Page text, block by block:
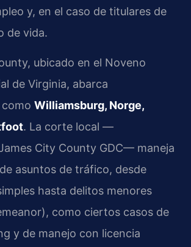
y, en el caso de titulares de
de vida.
ubicado en el Noveno
de Virginia, abarca
Williamsburg, Norge,
. La corte local —
City County GDC— maneja
asuntos de tráfico, desde
hasta delitos menores
como ciertos casos de
y de manejo con licencia